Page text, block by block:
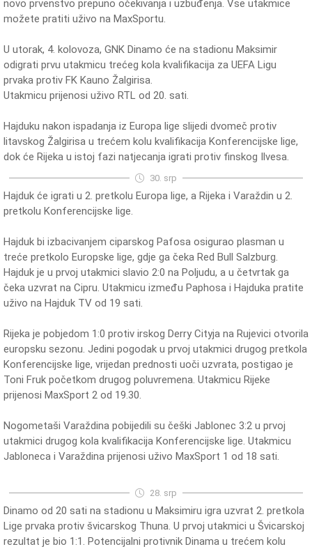
novo prvenstvo prepuno očekivanja i uzbuđenja. Vse utakmice
možete pratiti uživo na MaxSportu.
U utorak, 4. kolovoza, GNK Dinamo će na stadionu Maksimir
odigrati prvu utakmicu trećeg kola kvalifikacija za UEFA Ligu
prvaka protiv FK Kauno Žalgirisa.
Utakmicu prijenosi uživo RTL od 20. sati.
Hajduku nakon ispadanja iz Europa lige slijedi dvomeč protiv
litavskog Žalgirisa u trećem kolu kvalifikacija Konferencijske lige,
dok će Rijeka u istoj fazi natjecanja igrati protiv finskog Ilvesa.
30. srp
Hajduk će igrati u 2. pretkolu Europa lige, a Rijeka i Varaždin u 2.
pretkolu Konferencijske lige.
Hajduk bi izbacivanjem ciparskog Pafosa osigurao plasman u
treće pretkolo Europske lige, gdje ga čeka Red Bull Salzburg.
Hajduk je u prvoj utakmici slavio 2:0 na Poljudu, a u četvrtak ga
čeka uzvrat na Cipru. Utakmicu između Paphosa i Hajduka pratite
uživo na Hajduk TV od 19 sati.
Rijeka je pobjedom 1:0 protiv irskog Derry Cityja na Rujevici otvorila
europsku sezonu. Jedini pogodak u prvoj utakmici drugog pretkola
Konferencijske lige, vrijedan prednosti uoči uzvrata, postigao je
Toni Fruk početkom drugog poluvremena. Utakmicu Rijeke
prijenosi MaxSport 2 od 19.30.
Nogometaši Varaždina pobijedili su češki Jablonec 3:2 u prvoj
utakmici drugog kola kvalifikacija Konferencijske lige. Utakmicu
Jabloneca i Varaždina prijenosi uživo MaxSport 1 od 18 sati.
28. srp
Dinamo od 20 sati na stadionu u Maksimiru igra uzvrat 2. pretkola
Lige prvaka protiv švicarskog Thuna. U prvoj utakmici u Švicarskoj
rezultat je bio 1:1. Potencijalni protivnik Dinama u trećem kolu